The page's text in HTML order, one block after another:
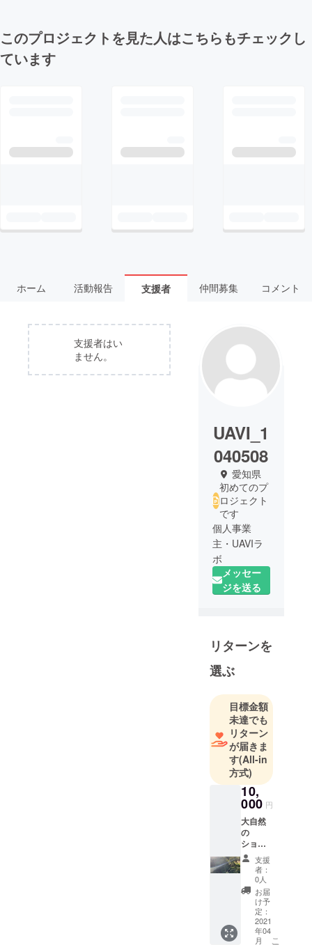
このプロジェクトを見た人はこちらもチェックし
ています
ホーム 活動報告 支援者 仲間募集 コメント
支援者はい
ません。
UAVI_1
040508
愛知県
初めてのプ
ロジェクト
です
個人事業
主・UAVIラ
ボ
メッセー
ジを送る
リターンを
選ぶ
目標金額
未達でも
リターン
が届きま
す(All-in
方式)
10,
000 円
大自然
の
ショー
トMVを
配布致
しま
す！
（2フラ
イト・
12分ず
つを編
支援
者：
0人
お届
け予
定：
2021
年04
月
こ